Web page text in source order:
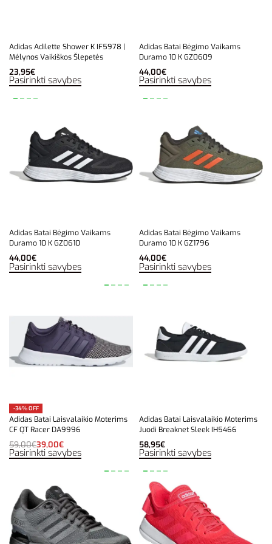
Adidas Adilette Shower K IF5978 |
Mėlynos Vaikiškos Šlepetės
23,95€
Pasirinkti savybes
Adidas Batai Bėgimo Vaikams
Duramo 10 K GZ0609
44,00€
Pasirinkti savybes
Adidas Batai Bėgimo Vaikams
Duramo 10 K GZ0610
44,00€
Pasirinkti savybes
Adidas Batai Bėgimo Vaikams
Duramo 10 K GZ1796
44,00€
Pasirinkti savybes
-34% OFF
Adidas Batai Laisvalaikio Moterims
CF QT Racer DA9996
59,00€39,00€
Pasirinkti savybes
Adidas Batai Laisvalaikio Moterims
Juodi Breaknet Sleek IH5466
58,95€
Pasirinkti savybes